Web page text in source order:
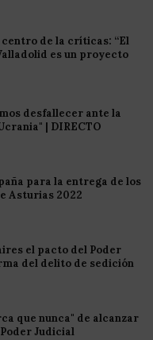
centro de la críticas: “El
es un proyecto
desfallecer ante la
| DIRECTO
para la entrega de los
Asturias 2022
el pacto del Poder
del delito de sedición
que nunca" de alcanzar
Judicial